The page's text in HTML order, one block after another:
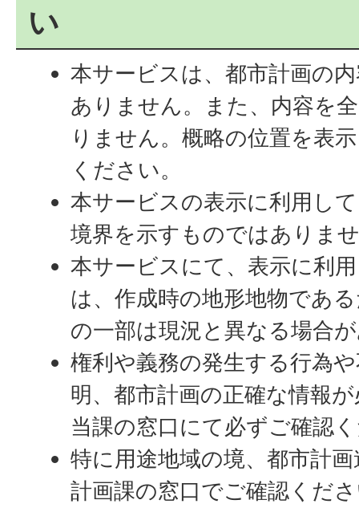
い
本サービスは、都市計画の
ありません。また、内容を
りません。概略の位置を表
ください。
本サービスの表示に利用し
境界を示すものではありま
本サービスにて、表示に利
は、作成時の地形地物であ
の一部は現況と異なる場合
権利や義務の発生する行為
明、都市計画の正確な情報
当課の窓口にて必ずご確認
特に用途地域の境、都市計
計画課の窓口でご確認くだ